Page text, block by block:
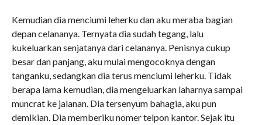
Kemudian dia menciumi leherku dan aku meraba bagian
depan celananya. Ternyata dia sudah tegang, lalu
kukeluarkan senjatanya dari celananya. Penisnya cukup
besar dan panjang, aku mulai mengocoknya dengan
tanganku, sedangkan dia terus menciumi leherku. Tidak
berapa lama kemudian, dia mengeluarkan laharnya sampai
muncrat ke jalanan. Dia tersenyum bahagia, aku pun
demikian. Dia memberiku nomer telpon kantor. Sejak itu